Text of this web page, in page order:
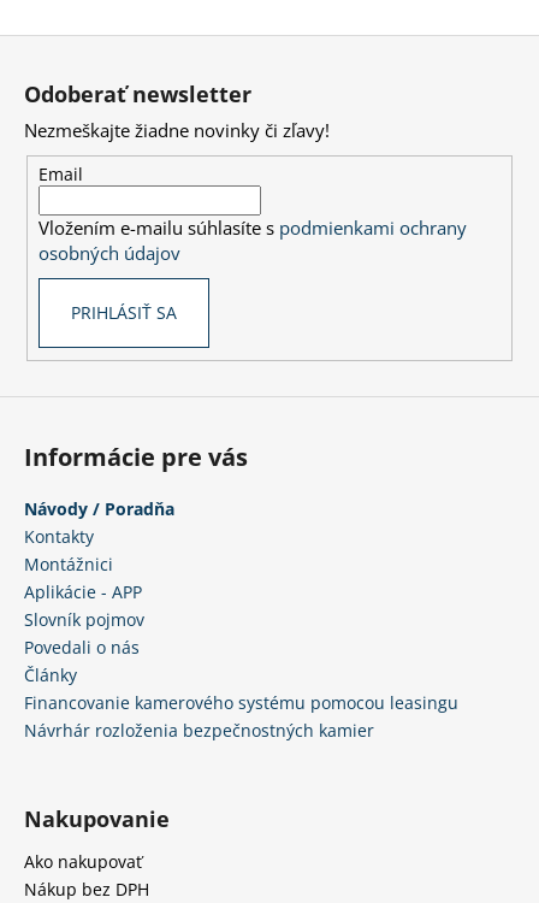
Z
Odoberať newsletter
Nezmeškajte žiadne novinky či zľavy!
Email
Vložením e-mailu súhlasíte s podmienkami ochrany
osobných údajov
PRIHLÁSIŤ SA
Informácie pre vás
Návody / Poradňa
Kontakty
Montážnici
Aplikácie - APP
Slovník pojmov
Povedali o nás
Články
Financovanie kamerového systému pomocou leasingu
Návrhár rozloženia bezpečnostných kamier
Nakupovanie
Ako nakupovať
Nákup bez DPH